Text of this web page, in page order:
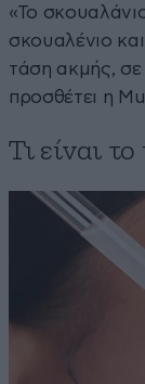
«Το
σκουαλένιο
τάση ακμής, σε
προσθέτει η
Τι είναι